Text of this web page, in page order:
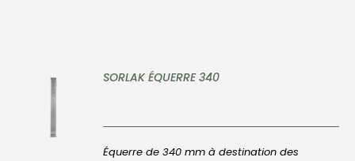
SORLAK ÉQUERRE 340
Équerre de 340 mm à destination des